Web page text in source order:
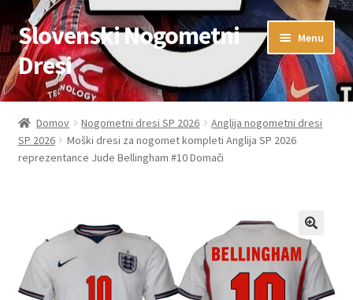
Skip
to
navigation
Skip
to
content
Slovenski Nogometni
Dresi
Menu
Domov
Blog
Kontaktiraj nas
Košarica
Domov Nogometni dresi SP 2026
Anglija nogometni dresi
SP 2026
Moški dresi za nogomet kompleti Anglija SP 2026
reprezentance Jude Bellingham #10 Domači